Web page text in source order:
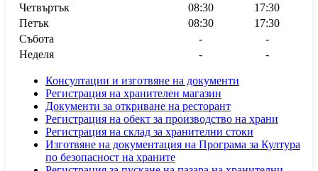
Четвъртък
08:30
17:30
Петък
08:30
17:30
Събота
-
-
Неделя
- -
Консултации и изготвяне на документи
Регистрация на хранителен магазин
Документи за откриване на ресторант
Регистрация на обект за производство на храни
Регистрация на склад за хранителни стоки
Изготвяне на документация на Програма за Култура
по безопасност на храните